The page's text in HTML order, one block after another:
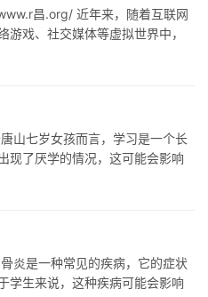
昌.org/ 近年来，随着互联网
戏、社交媒体等虚拟世界中，
山七岁女孩而言，学习是一个长
现了厌学的情况，这可能会影响
炎是一种常见的疾病，它的症状
学生来说，这种疾病可能会影响